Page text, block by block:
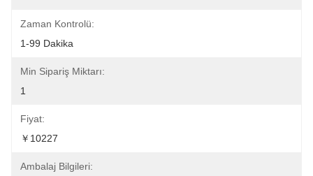
Zaman Kontrolü:
1-99 Dakika
Min Sipariş Miktarı:
1
Fiyat:
￥10227
Ambalaj Bilgileri: